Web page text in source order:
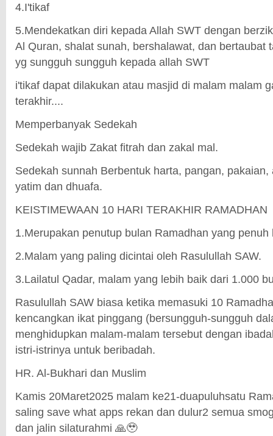
4.I'tikaf
5.Mendekatkan diri kepada Allah SWT dengan
Al Quran, shalat sunah, bershalawat, dan bertaubat
yg sungguh sungguh kepada allah SWT
i'tikaf dapat dilakukan atau masjid di malam malam
terakhir....
Memperbanyak Sedekah
Sedekah wajib Zakat fitrah dan zakal mal.
Sedekah sunnah Berbentuk harta, pangan,
yatim dan dhuafa.
KEISTIMEWAAN 10 HARI TERAKHIR RAMADHAN
1.Merupakan penutup bulan Ramadhan yang penuh
2.Malam yang paling dicintai oleh Rasulullah SAW.
3.Lailatul Qadar, malam yang lebih baik dari 1.000
Rasulullah SAW biasa ketika memasuki 10
kencangkan ikat pinggang (bersungguh-sungguh
menghidupkan malam-malam tersebut dengan
istri-istrinya untuk beribadah.
HR. Al-Bukhari dan Muslim
Kamis 20Maret2025 malam ke21-duapuluhsatu
saling save what apps rekan dan dulur2 semua
dan jalin silaturahmi 🙏🥹